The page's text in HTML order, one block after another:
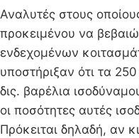
Αναλυτές στους
προκειμένου να
ενδεχομένων
υποστήριξαν ότι τα
δις. βαρέλια
οι ποσότητες αυτές
Πρόκειται δηλαδή, αν